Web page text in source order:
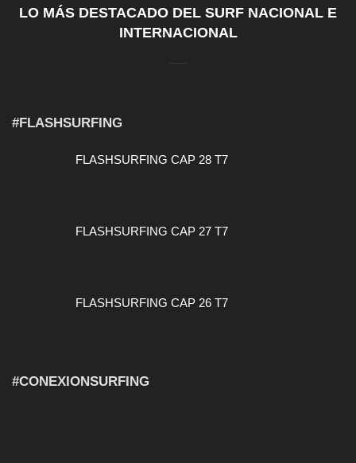
LO MÁS DESTACADO DEL SURF NACIONAL E
INTERNACIONAL
#FLASHSURFING
FLASHSURFING CAP 28 T7
FLASHSURFING CAP 27 T7
FLASHSURFING CAP 26 T7
#CONEXIONSURFING